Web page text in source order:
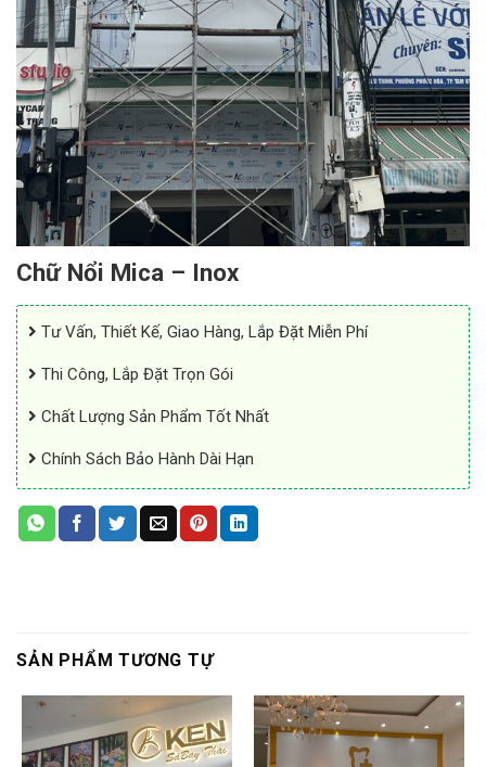
Chữ Nổi Mica – Inox
Tư Vấn, Thiết Kế, Giao Hàng, Lắp Đặt Miễn Phí
Thi Công, Lắp Đặt Trọn Gói
Chất Lượng Sản Phẩm Tốt Nhất
Chính Sách Bảo Hành Dài Hạn
SẢN PHẨM TƯƠNG TỰ